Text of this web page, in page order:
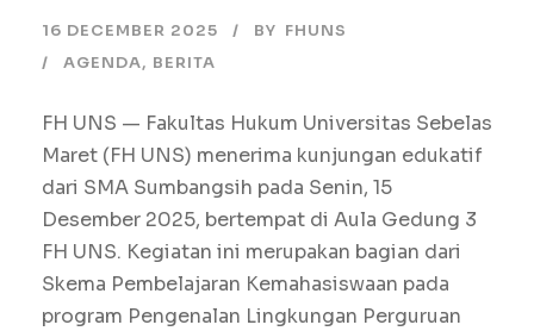
16 DECEMBER 2025 BY FHUNS
AGENDA, BERITA
FH UNS — Fakultas Hukum Universitas Sebelas
Maret (FH UNS) menerima kunjungan edukatif
dari SMA Sumbangsih pada Senin, 15
Desember 2025, bertempat di Aula Gedung 3
FH UNS. Kegiatan ini merupakan bagian dari
Skema Pembelajaran Kemahasiswaan pada
program Pengenalan Lingkungan Perguruan